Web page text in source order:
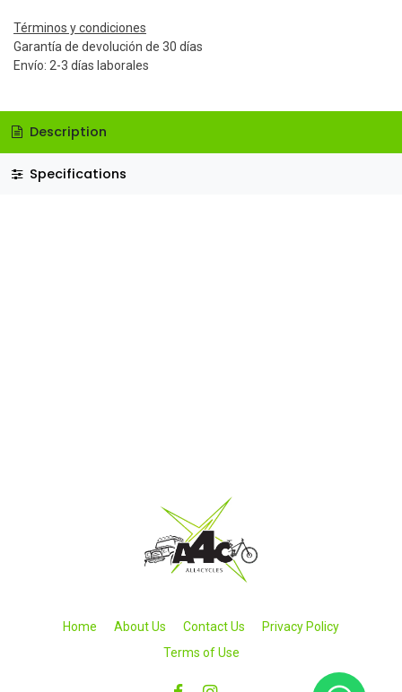
Términos y condiciones
Garantía de devolución de 30 días
Envío: 2-3 días laborales
Description
Specifications
Home About Us Contact Us
Privacy Policy
Terms of Use